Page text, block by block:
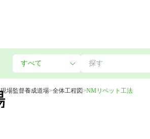
現場監督養成道場>全体工程図>NMリベット工法